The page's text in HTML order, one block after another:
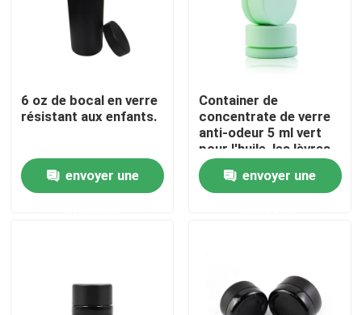
Visite d'usine
Contrôle de qualité
Pots en verre de concentré
6 oz de bocal en verre
résistant aux enfants.
envoyer une
Container de
concentrate de verre
anti-odeur 5 ml vert
pour l'huile, les lèvres,
les baumes
cosmétiques, les
lotions, les crèmes
envoyer une